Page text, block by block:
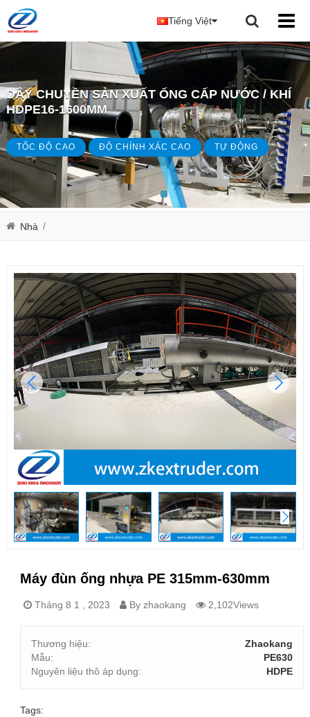
Tiếng Việt
DÂY CHUYỀN SẢN XUẤT ỐNG CẤP NƯỚC / KHÍ
HDPE16-1600MM
TỐC ĐỘ CAO ĐỘ CHÍNH XÁC CAO TỰ ĐỘNG
Nhà /
Máy đùn ống nhựa PE 315mm-630mm
Tháng 8 1 , 2023 By zhaokang 2,102Views
Thương hiệu:
Zhaokang
Mẫu:
PE630
Nguyên liệu thô áp dụng:
HDPE
Tags: